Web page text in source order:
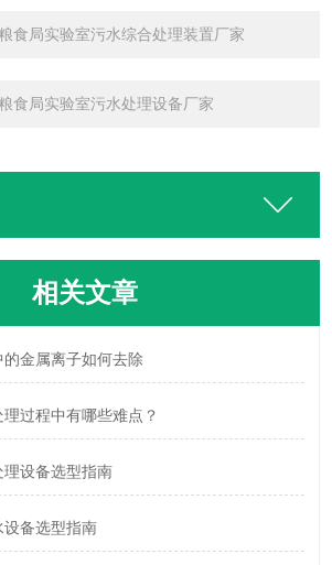
食局实验室污水综合处理装置厂家
食局实验室污水处理设备厂家
相关文章
金属离子如何去除
过程中有哪些难点？
设备选型指南
备选型指南